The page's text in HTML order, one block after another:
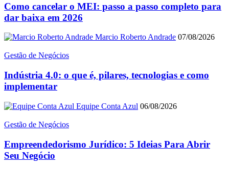
Como cancelar o MEI: passo a passo completo para
dar baixa em 2026
Marcio Roberto Andrade 07/08/2026
Gestão de Negócios
Indústria 4.0: o que é, pilares, tecnologias e como
implementar
Equipe Conta Azul 06/08/2026
Gestão de Negócios
Empreendedorismo Jurídico: 5 Ideias Para Abrir
Seu Negócio